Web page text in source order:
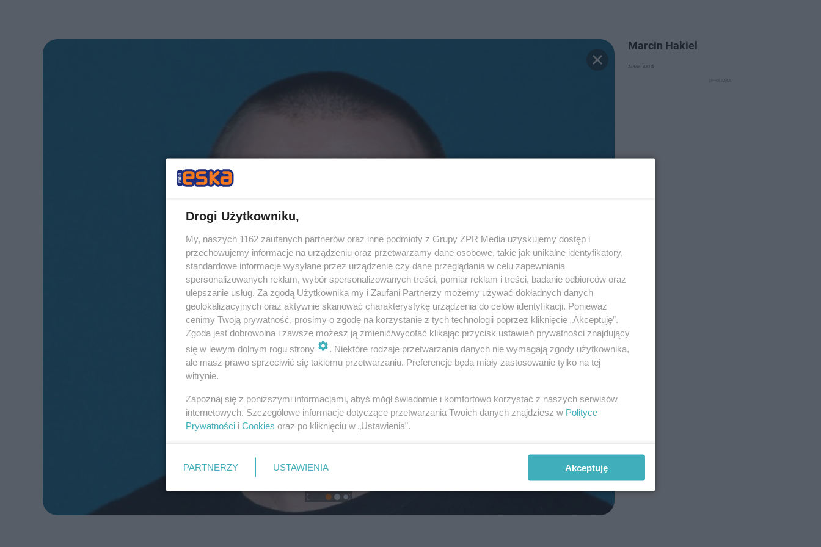
Marcin Hakiel
Autor: AKPA
Drogi Użytkowniku,
My, naszych 1162 zaufanych partnerów oraz inne podmioty z Grupy ZPR Media uzyskujemy dostęp i
przechowujemy informacje na urządzeniu oraz przetwarzamy dane osobowe, takie jak unikalne identyfikatory,
standardowe informacje wysyłane przez urządzenie czy dane przeglądania w celu zapewniania
spersonalizowanych reklam, wybór spersonalizowanych treści, pomiar reklam i treści, badanie odbiorców oraz
ulepszanie usług. Za zgodą Użytkownika my i Zaufani Partnerzy możemy używać dokładnych danych
geolokalizacyjnych oraz aktywnie skanować charakterystykę urządzenia do celów identyfikacji. Ponieważ
cenimy Twoją prywatność, prosimy o zgodę na korzystanie z tych technologii poprzez kliknięcie „Akceptuję”.
Zgoda jest dobrowolna i zawsze możesz ją zmienić/wycofać klikając przycisk ustawień prywatności znajdujący
się w lewym dolnym rogu strony
. Niektóre rodzaje przetwarzania danych nie wymagają zgody użytkownika,
ale masz prawo sprzeciwić się takiemu przetwarzaniu. Preferencje będą miały zastosowanie tylko na tej
witrynie.
Zapoznaj się z poniższymi informacjami, abyś mógł świadomie i komfortowo korzystać z naszych serwisów
internetowych. Szczegółowe informacje dotyczące przetwarzania Twoich danych znajdziesz w Polityce
Prywatności i Cookies oraz po kliknięciu w „Ustawienia”.
PARTNERZY USTAWIENIA Akceptuję